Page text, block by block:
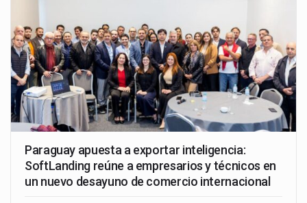
Paraguay apuesta a exportar inteligencia:
SoftLanding reúne a empresarios y técnicos en
un nuevo desayuno de comercio internacional